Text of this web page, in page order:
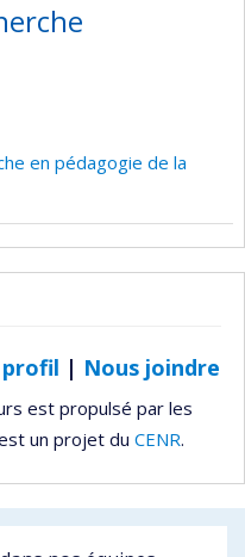
en pédagogie de la
| Nous joindre
est propulsé par les
un projet du CENR.